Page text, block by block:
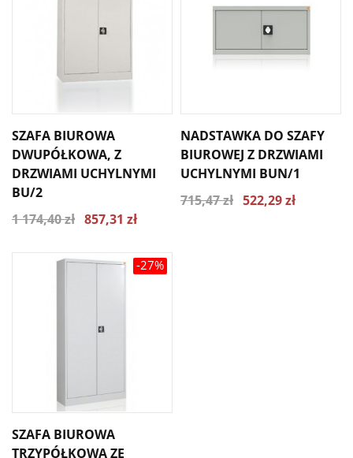
SZAFA BIUROWA
DWUPÓŁKOWA, Z
DRZWIAMI UCHYLNYMI
BU/2
1 174,40 zł 857,31 zł
NADSTAWKA DO SZAFY
BIUROWEJ Z DRZWIAMI
UCHYLNYMI BUN/1
715,47 zł 522,29 zł
-27%
SZAFA BIUROWA
TRZYPÓŁKOWA ZE